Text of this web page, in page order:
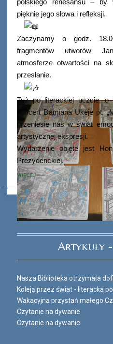
pięknie jego słowa i refleksji.
Zaczynamy o godz.
fragmentów utworów
atmosferze otwartości na
przesłanie.
Tuż po literackiej uczcie, o
koncert Damiana Ukeje pt.
przeniesie nas w świat
artystycznej ekspresji.
Wydarzenie objęte jest
Prezydenckiej.
WIĘCEJ
Artykuły
Nasza Biblioteka otrzymała
Koleją przez świat - literacka
Wakacyjna przystań małego
Czytanie na dywanie
Czytanie na dywanie